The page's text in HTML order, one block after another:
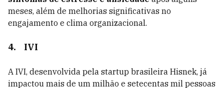
meses, além de melhorias significativas no
engajamento e clima organizacional.
4. IVI
A IVI, desenvolvida pela startup brasileira Hisnek, já
impactou mais de um milhão e setecentas mil pessoas